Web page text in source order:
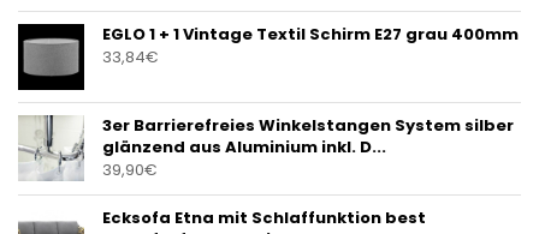
EGLO 1 + 1 Vintage Textil Schirm E27 grau 400mm
33,84€
3er Barrierefreies Winkelstangen System silber
glänzend aus Aluminium inkl. D...
39,90€
Ecksofa Etna mit Schlaffunktion best